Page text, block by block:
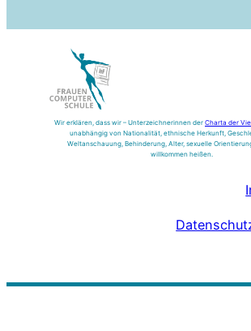
Wir erklären, dass wir – Unterzeichnerinnen der Charta der
unabhängig von Nationalität, ethnische Herkunft,
Weltanschauung, Behinderung, Alter, sexuelle
willkommen heißen.